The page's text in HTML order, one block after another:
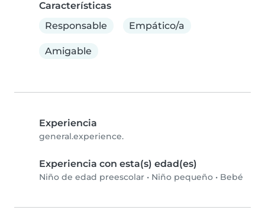
Características
Responsable
Empático/a
Amigable
Experiencia
general.experience.
Experiencia con esta(s) edad(es)
Niño de edad preescolar • Niño pequeño • Bebé